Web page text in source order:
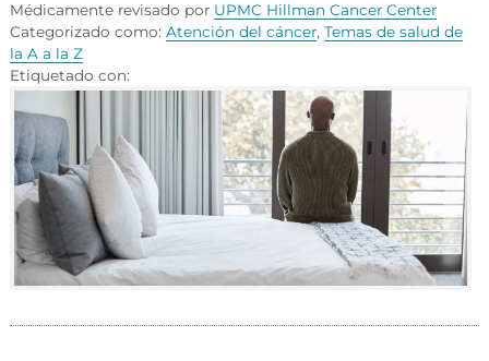
Médicamente revisado por UPMC Hillman Cancer Center
Categorizado como: Atención del cáncer, Temas de salud de
la A a la Z
Etiquetado con: